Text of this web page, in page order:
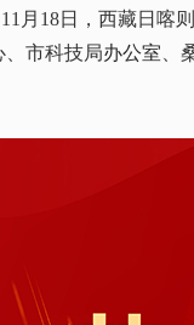
11 月 18日，西藏日喀
、市科技局办公室 、